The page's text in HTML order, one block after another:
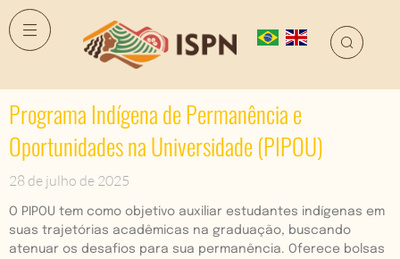
Programa Indígena de Permanência e
Oportunidades na Universidade (PIPOU)
28 de julho de 2025
O PIPOU tem como objetivo auxiliar estudantes indígenas em
suas trajetórias acadêmicas na graduação, buscando
atenuar os desafios para sua permanência. Oferece bolsas